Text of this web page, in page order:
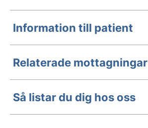
Information till patient
Relaterade mottagningar
Så listar du dig hos oss